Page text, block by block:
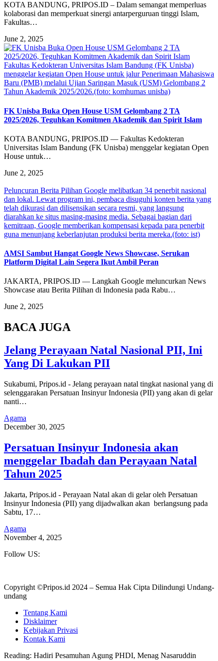
KOTA BANDUNG, PRIPOS.ID – Dalam semangat memperluas
kolaborasi dan memperkuat sinergi antarperguruan tinggi Islam,
Fakultas…
June 2, 2025
Fakultas Kedokteran Universitas Islam Bandung (FK Unisba)
menggelar kegiatan Open House untuk jalur Penerimaan Mahasiswa
Baru (PMB) melalui Ujian Saringan Masuk (USM) Gelombang 2
Tahun Akademik 2025/2026.(foto: komhumas unisba)
FK Unisba Buka Open House USM Gelombang 2 TA
2025/2026, Teguhkan Komitmen Akademik dan Spirit Islam
KOTA BANDUNG, PRIPOS.ID — Fakultas Kedokteran
Universitas Islam Bandung (FK Unisba) menggelar kegiatan Open
House untuk…
June 2, 2025
Peluncuran Berita Pilihan Google melibatkan 34 penerbit nasional
dan lokal. Lewat program ini, pembaca disuguhi konten berita yang
telah dikurasi dan dilisensikan secara resmi, yang langsung
diarahkan ke situs masing-masing media. Sebagai bagian dari
kemitraan, Google memberikan kompensasi kepada para penerbit
guna menunjang keberlanjutan produksi berita mereka.(foto: ist)
AMSI Sambut Hangat Google News Showcase, Serukan
Platform Digital Lain Segera Ikut Ambil Peran
JAKARTA, PRIPOS.ID — Langkah Google meluncurkan News
Showcase atau Berita Pilihan di Indonesia pada Rabu…
June 2, 2025
BACA JUGA
Jelang Perayaan Natal Nasional PII, Ini
Yang Di Lakukan PII
Sukabumi, Pripos.id - Jelang perayaan natal tingkat nasional yang di
selenggarakan Persatuan Insinyur Indonesia (PII) yang akan di gelar
nanti…
Agama
December 30, 2025
Persatuan Insinyur Indonesia akan
menggelar Ibadah dan Perayaan Natal
Tahun 2025
Jakarta, Pripos.id - Perayaan Natal akan di gelar oleh Persatuan
Insinyur Indonesia (PII) yang dijadwalkan akan berlangsung pada
Sabtu, 17…
Agama
November 4, 2025
Follow US:
Copyright ©Pripos.id 2024 – Semua Hak Cipta Dilindungi Undang-
undang
Tentang Kami
Disklaimer
Kebijakan Privasi
Kontak Kami
Reading: Hadiri Pesamuhan Agung PHDI, Menag Nasaruddin